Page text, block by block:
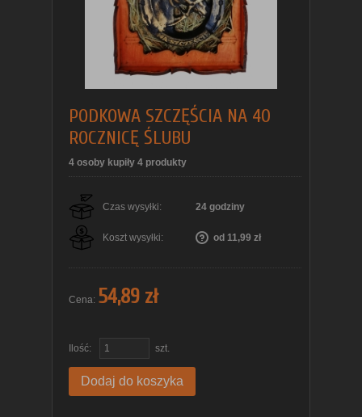
PODKOWA SZCZĘŚCIA NA 40
ROCZNICĘ ŚLUBU
4 osoby kupiły 4 produkty
Czas wysyłki: 24 godziny
Koszt wysyłki: od 11,99 zł
Cena: 54,89 zł
Ilość: szt.
Dodaj do koszyka